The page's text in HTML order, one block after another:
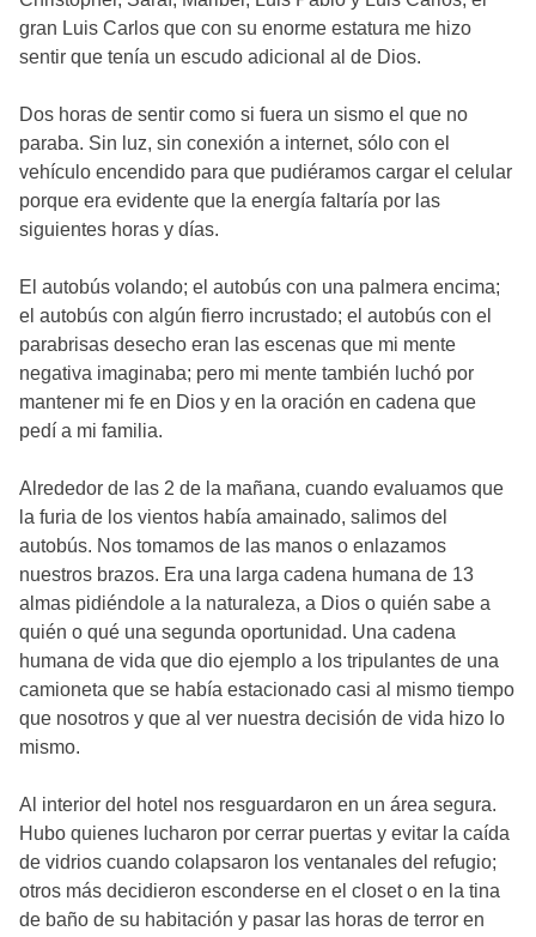
gran Luis Carlos que con su enorme estatura me hizo
sentir que tenía un escudo adicional al de Dios.
Dos horas de sentir como si fuera un sismo el que no
paraba. Sin luz, sin conexión a internet, sólo con el
vehículo encendido para que pudiéramos cargar el celular
porque era evidente que la energía faltaría por las
siguientes horas y días.
El autobús volando; el autobús con una palmera encima;
el autobús con algún fierro incrustado; el autobús con el
parabrisas desecho eran las escenas que mi mente
negativa imaginaba; pero mi mente también luchó por
mantener mi fe en Dios y en la oración en cadena que
pedí a mi familia.
Alrededor de las 2 de la mañana, cuando evaluamos que
la furia de los vientos había amainado, salimos del
autobús. Nos tomamos de las manos o enlazamos
nuestros brazos. Era una larga cadena humana de 13
almas pidiéndole a la naturaleza, a Dios o quién sabe a
quién o qué una segunda oportunidad. Una cadena
humana de vida que dio ejemplo a los tripulantes de una
camioneta que se había estacionado casi al mismo tiempo
que nosotros y que al ver nuestra decisión de vida hizo lo
mismo.
Al interior del hotel nos resguardaron en un área segura.
Hubo quienes lucharon por cerrar puertas y evitar la caída
de vidrios cuando colapsaron los ventanales del refugio;
otros más decidieron esconderse en el closet o en la tina
de baño de su habitación y pasar las horas de terror en